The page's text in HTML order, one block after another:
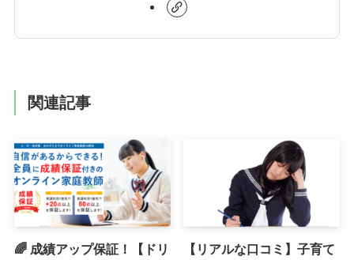
関連記事
🌈 成績アップ保証！【ドリ
【リアルな口コミ】子育て